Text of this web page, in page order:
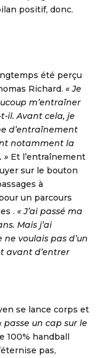
positif, donc.
été perçu
Richard. « Je
m’entraîner
il. Avant cela, je
d’entraînement
notamment la
» Et l’entraînement
sur le bouton
à
un parcours
. « J’ai passé ma
Mais j’ai
voulais pas d’un
avant d’entrer
se lance corps et
passe un cap sur le
100% handball
pas,